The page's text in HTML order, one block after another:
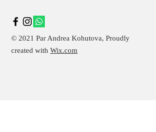
© 2021 Par Andrea Kohutova, Proudly
created with Wix.com